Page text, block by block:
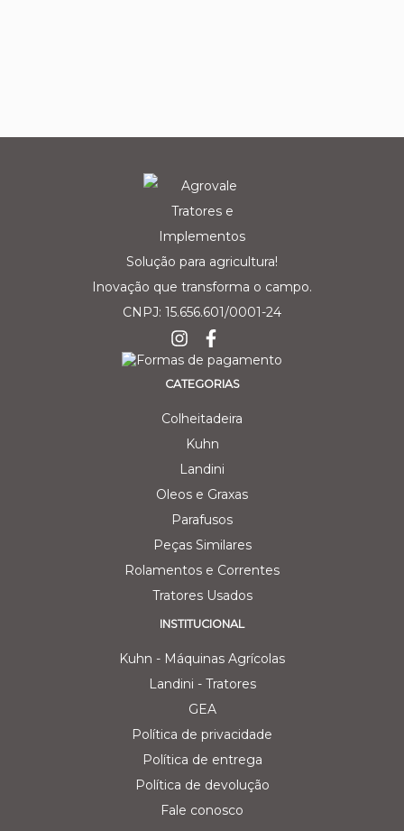
Solução para agricultura!
Inovação que transforma o campo.
CNPJ: 15.656.601/0001-24
CATEGORIAS
Colheitadeira
Kuhn
Landini
Oleos e Graxas
Parafusos
Peças Similares
Rolamentos e Correntes
Tratores Usados
INSTITUCIONAL
Kuhn - Máquinas Agrícolas
Landini - Tratores
GEA
Política de privacidade
Política de entrega
Política de devolução
Fale conosco